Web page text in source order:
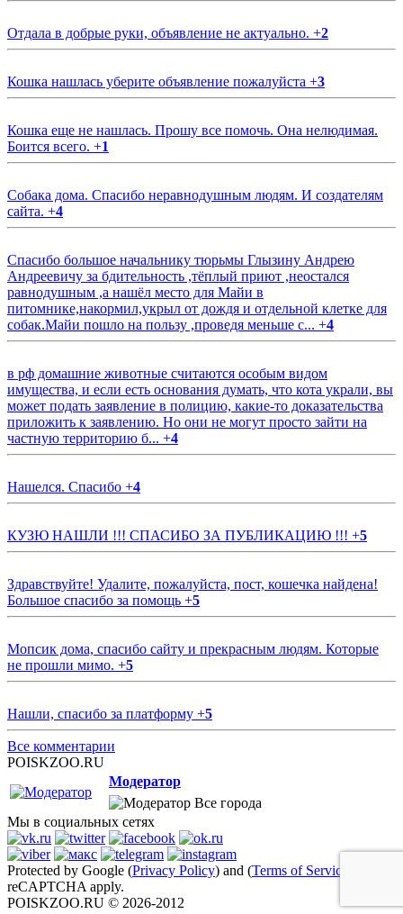
Отдала в добрые руки, объявление не актуально. +2
Кошка нашлась уберите объявление пожалуйста +3
Кошка еще не нашлась. Прошу все помочь. Она нелюдимая.
Боится всего. +1
Собака дома. Спасибо неравнодушным людям. И создателям
сайта. +4
Спасибо большое начальнику тюрьмы Глызину Андрею
Андреевичу за бдительность ,тёплый приют ,неостался
равнодушным ,а нашёл место для Майи в
питомнике,накормил,укрыл от дождя и отдельной клетке для
собак.Майи пошло на пользу ,проведя меньше с... +4
в рф домашние животные считаются особым видом
имущества, и если есть основания думать, что кота украли, вы
может подать заявление в полицию, какие-то доказательства
приложить к заявлению. Но они не могут просто зайти на
частную территорию б... +4
Нашелся. Спасибо +4
КУЗЮ НАШЛИ !!! СПАСИБО ЗА ПУБЛИКАЦИЮ !!! +5
Здравствуйте! Удалите, пожалуйста, пост, кошечка найдена!
Большое спасибо за помощь +5
Мопсик дома, спасибо сайту и прекрасным людям. Которые
не прошли мимо. +5
Нашли, спасибо за платформу +5
Все комментарии
POISKZOO.RU
Модератор
Все города
Мы в социальных сетях
Protected by Google (Privacy Policy) and (Terms of Service
reCAPTCHA apply.
POISKZOO.RU © 2026-2012